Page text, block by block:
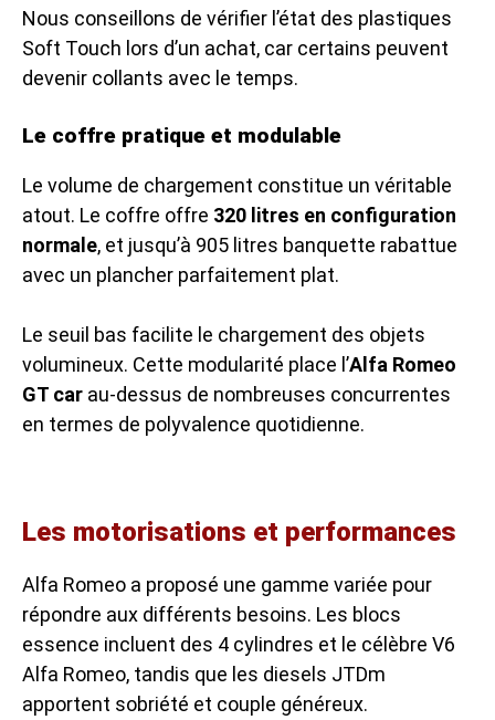
Nous conseillons de vérifier l’état des plastiques
Soft Touch lors d’un achat, car certains peuvent
devenir collants avec le temps.
Le coffre pratique et modulable
Le volume de chargement constitue un véritable
atout. Le coffre offre 320 litres en configuration
normale, et jusqu’à 905 litres banquette rabattue
avec un plancher parfaitement plat.
Le seuil bas facilite le chargement des objets
volumineux. Cette modularité place l’Alfa Romeo
GT car au-dessus de nombreuses concurrentes
en termes de polyvalence quotidienne.
Les motorisations et performances
Alfa Romeo a proposé une gamme variée pour
répondre aux différents besoins. Les blocs
essence incluent des 4 cylindres et le célèbre V6
Alfa Romeo, tandis que les diesels JTDm
apportent sobriété et couple généreux.